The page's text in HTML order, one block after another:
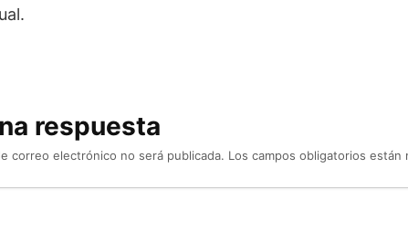
respuesta
correo electrónico no será publicada. Los campos obligatorios están